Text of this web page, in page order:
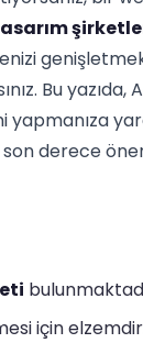
Bu yazıda,
derece
için